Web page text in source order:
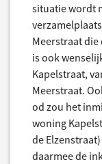
situatie wordt
Meerstraat
is ook
Kapelstraat,
Meerstraat.
od zou het
woning
de
daarmee de